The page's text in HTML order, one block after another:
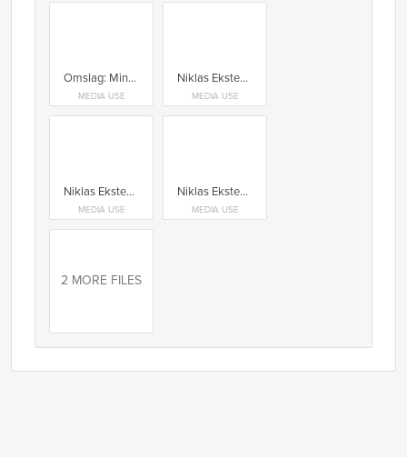
Omslag: Mina klassiker
MEDIA USE
Niklas Ekstedt Foto: Haraala Hamilton
MEDIA USE
Niklas Ekstedt Foto: Haraala Hamilton
MEDIA USE
Niklas Ekstedt Foto: Haraala Hamilton
MEDIA USE
2 MORE FILES